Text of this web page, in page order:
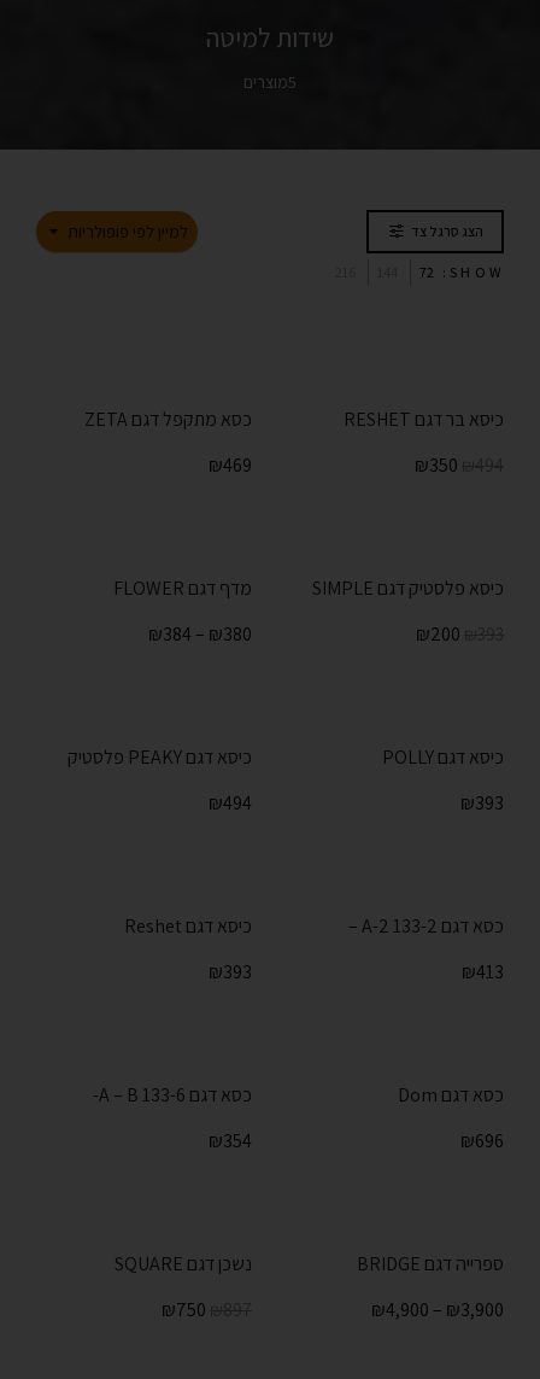
שידות למיטה
5מוצרים
הצג סרגל צד למיין לפי פופולריות
SHOW:
72
כיסא בר דגם RESHET
₪350
כסא מתקפל דגם ZETA
₪469
כיסא פלסטיק דגם SIMPLE
₪200
מדף דגם FLOWER
₪380
–
₪384
כיסא דגם POLLY
₪393
כיסא דגם PEAKY פלסטיק
₪494
כסא דגם 133-2 A-2 –
₪413
כיסא דגם Reshet
₪393
כסא דגם Dom
₪696
כסא דגם A – B 133-6-
₪354
ספרייה דגם BRIDGE
₪3,900
–
₪4,900
נשכן דגם SQUARE
₪750